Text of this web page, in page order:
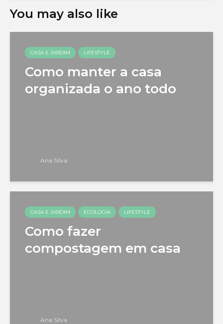
You may also like
CASA E JARDIM LIFESTYLE
Como manter a casa
organizada o ano todo
Ana Silva
CASA E JARDIM ECOLOGIA LIFESTYLE
Como fazer
compostagem em casa
Ana Silva